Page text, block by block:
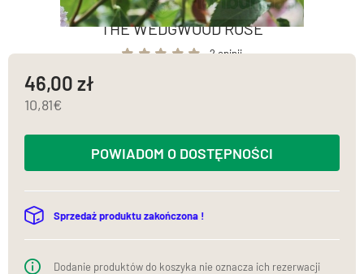
THE WEDGWOOD ROSE
2 opinii
46,00
10,81
POWIADOM O DOSTĘPNOŚCI
Sprzedaż produktu zakończona !
Dodanie produktów do koszyka nie oznacza ich rezerwacji